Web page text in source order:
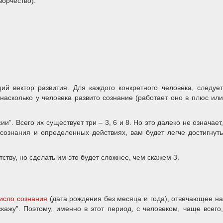
развития. Для каждого конкретного человека, следует
у человека развито сознание (работает оно в плюс или
Всего их существует три – 3, 6 и 8. Но это далеко не означает,
и определенных действиях, вам будет легче достигнуть
но сделать им это будет сложнее, чем скажем 3.
сознания (дата рождения без месяца и года), отвечающее на
Поэтому, именно в этот период, с человеком, чаще всего,